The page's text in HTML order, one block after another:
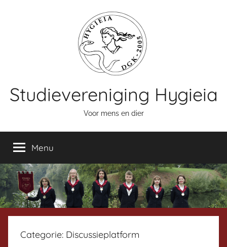
Studievereniging Hygieia
Voor mens en dier
Menu
Categorie: Discussieplatform